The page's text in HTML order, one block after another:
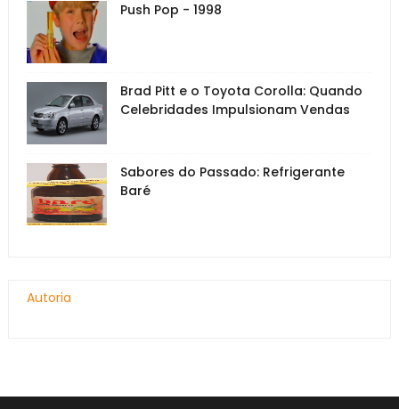
Push Pop - 1998
Brad Pitt e o Toyota Corolla: Quando
Celebridades Impulsionam Vendas
Sabores do Passado: Refrigerante
Baré
Autoria